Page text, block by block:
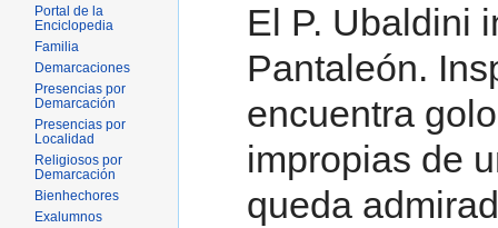
El P. Ubaldini
Pantaleón.
encuentra
impropias de
queda
Portal de la
Enciclopedia
Familia
Demarcaciones
Presencias por
Demarcación
Presencias por
Localidad
Religiosos por
Demarcación
Bienhechores
Exalumnos